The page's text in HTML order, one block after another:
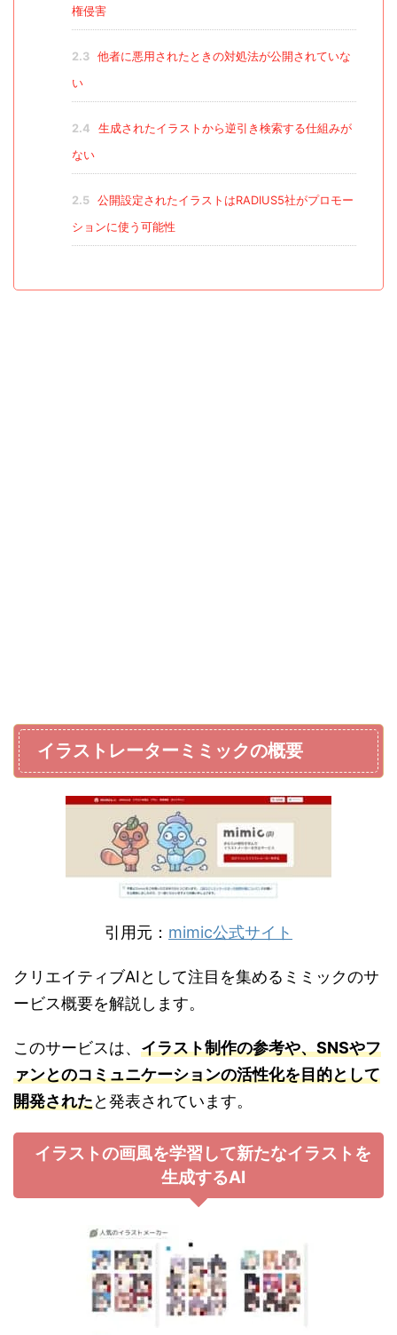
権侵害
2.3
他者に悪用されたときの対処法が公開されていな
い
2.4
生成されたイラストから逆引き検索する仕組みが
ない
2.5
公開設定されたイラストはRADIUS5社がプロモー
ションに使う可能性
イラストレーターミミックの概要
引用元： mimic公式サイト
クリエイティブAIとして注目を集めるミミックのサ
ービス概要を解説します。
このサービスは、 イラスト制作の参考や、SNSやフ
ァンとのコミュニケーションの活性化を目的として
開発されたと発表されています。
イラストの画風を学習して新たなイラストを
生成するAI